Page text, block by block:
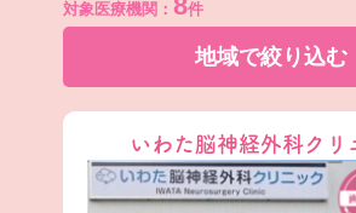
対象医療機関： 件
地域で絞り込む
いわた脳神経外科クリ